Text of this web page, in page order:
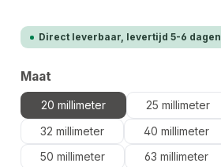
Direct leverbaar, levertijd 5-6 dagen
Selecteer
Maat
20 millimeter
25 millimeter
32 millimeter
40 millimeter
50 millimeter
63 millimeter